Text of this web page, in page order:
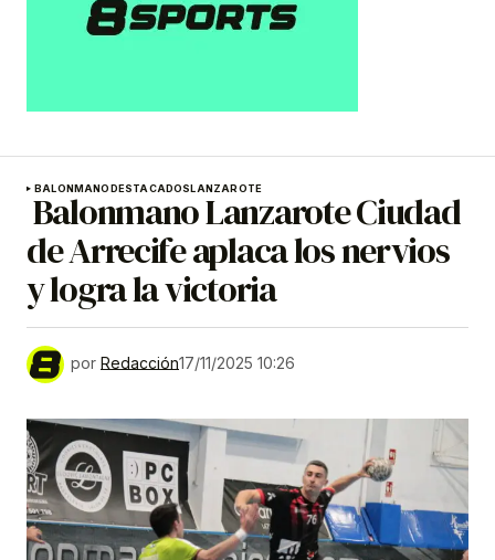
BALONMANODESTACADOSLANZAROTE
Balonmano Lanzarote Ciudad
de Arrecife aplaca los nervios
y logra la victoria
por Redacción17/11/2025 10:26